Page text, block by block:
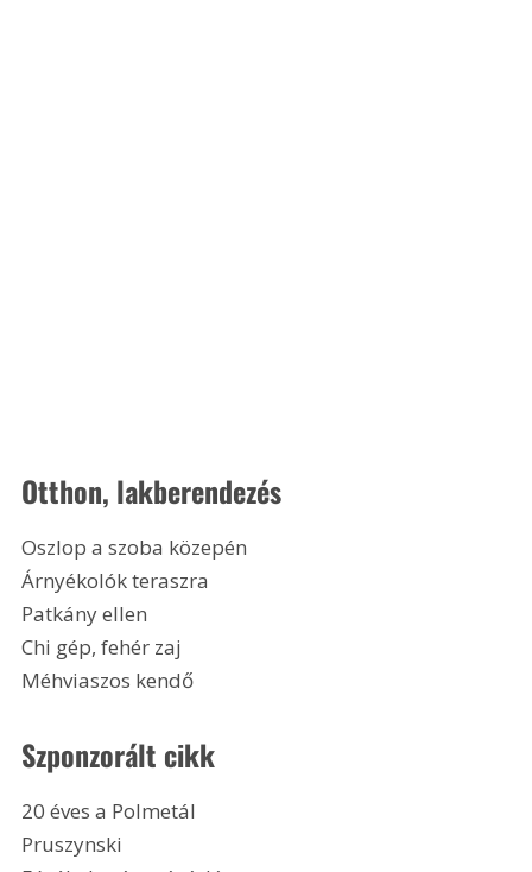
Otthon, lakberendezés
Oszlop a szoba közepén
Árnyékolók teraszra
Patkány ellen
Chi gép, fehér zaj
Méhviaszos kendő
Szponzorált cikk
20 éves a Polmetál
Pruszynski